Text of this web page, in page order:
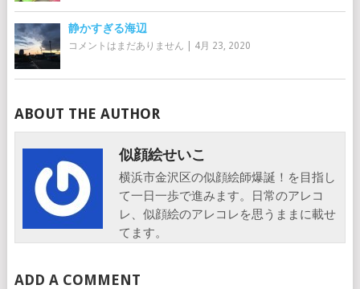
静かすぎる海辺
コメントはまだありません 4月 23, 2020
ABOUT THE AUTHOR
似顔絵せいこ
横浜市金沢区の似顔絵師爆誕！を目指し
て一日一歩で進みます。日常のアレコ
レ、似顔絵のアレコレを思うままに載せ
てます。
ADD A COMMENT